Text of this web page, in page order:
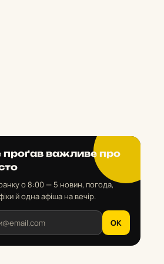
проґав важливе про
о 8:00 — 5 новин, погода,
й одна афіша на вечір.
OK